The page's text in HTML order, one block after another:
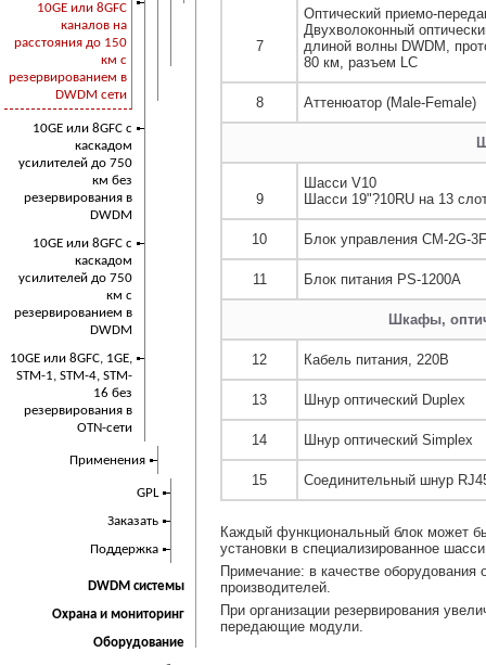
10GE или 8GFC
каналов на
расстояния до 150
км с
резервированием в
DWDM сети
10GE или 8GFC с
каскадом
усилителей до 750
км без
резервирования в
DWDM
10GE или 8GFC с
каскадом
усилителей до 750
км с
резервированием в
DWDM
10GE или 8GFC, 1GE,
STM-1, STM-4, STM-
16 без
резервирования в
OTN-сети
Применения
GPL
Заказать
Поддержка
DWDM системы
Охрана и мониторинг
Оборудование
7
Оптический приемо-
Двухволоконный
длиной волны DWDM,
80 км, разъем LC
8 Аттенюатор (Male-Female)
9
Шасси V10
Шасси 19"?10RU на 13
10 Блок управления CM-2G-3F
11 Блок питания PS-1200A
Шкафы,
12 Кабель питания, 220В
13 Шнур оптический Duplex
14 Шнур оптический Simplex
15 Соединительный шнур
Каждый функциональный блок может
установки в специализированное
Примечание: в качестве оборудования
производителей.
При организации резервирования
передающие модули.